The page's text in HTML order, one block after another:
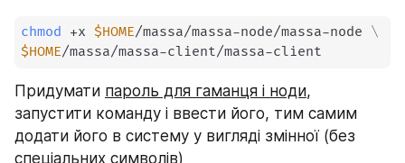
chmod +x $HOME/massa/massa-node/massa-node \
$HOME/massa/massa-client/massa-client
Придумати пароль для гаманця і ноди,
запустити команду і ввести його, тим самим
додати його в систему у вигляді змінної (без
спеціальних символів)